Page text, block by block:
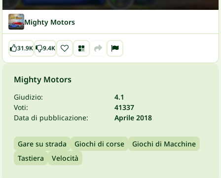
Mighty Motors
31.9K 9.4K
Mighty Motors
Giudizio:
4.1
Voti:
41337
Data di pubblicazione:
Aprile 2018
Gare su strada Giochi di corse
Giochi di Macchine
Tastiera
Velocità